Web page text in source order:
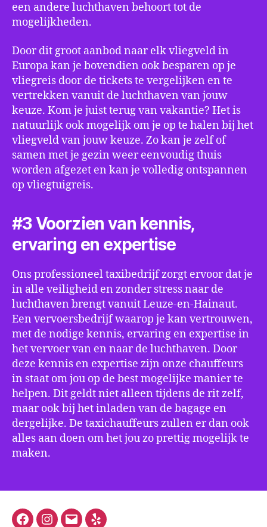
een andere luchthaven behoort tot de
mogelijkheden.
Door dit groot aanbod naar elk vliegveld in
Europa kan je bovendien ook besparen op je
vliegreis door de tickets te vergelijken en te
vertrekken vanuit de luchthaven van jouw
keuze. Kom je juist terug van vakantie? Het is
natuurlijk ook mogelijk om je op te halen bij het
vliegveld van jouw keuze. Zo kan je zelf of
samen met je gezin weer eenvoudig thuis
worden afgezet en kan je volledig ontspannen
op vliegtuigreis.
#3 Voorzien van kennis,
ervaring en expertise
Ons professioneel taxibedrijf zorgt ervoor dat je
in alle veiligheid en zonder stress naar de
luchthaven brengt vanuit Leuze-en-Hainaut.
Een vervoersbedrijf waarop je kan vertrouwen,
met de nodige kennis, ervaring en expertise in
het vervoer van en naar de luchthaven. Door
deze kennis en expertise zijn onze chauffeurs
in staat om jou op de best mogelijke manier te
helpen. Dit geldt niet alleen tijdens de rit zelf,
maar ook bij het inladen van de bagage en
dergelijke. De taxichauffeurs zullen er dan ook
alles aan doen om het jou zo prettig mogelijk te
maken.